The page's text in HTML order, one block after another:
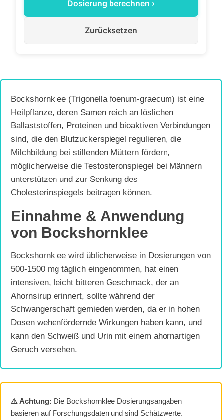
Dosierung berechnen ›
Zurücksetzen
Bockshornklee (Trigonella foenum-graecum) ist eine
Heilpflanze, deren Samen reich an löslichen
Ballaststoffen, Proteinen und bioaktiven Verbindungen
sind, die den Blutzuckerspiegel regulieren, die
Milchbildung bei stillenden Müttern fördern,
möglicherweise die Testosteronspiegel bei Männern
unterstützen und zur Senkung des
Cholesterinspiegels beitragen können.
Einnahme & Anwendung
von Bockshornklee
Bockshornklee wird üblicherweise in Dosierungen von
500-1500 mg täglich eingenommen, hat einen
intensiven, leicht bitteren Geschmack, der an
Ahornsirup erinnert, sollte während der
Schwangerschaft gemieden werden, da er in hohen
Dosen wehenfördernde Wirkungen haben kann, und
kann den Schweiß und Urin mit einem ahornartigen
Geruch versehen.
⚠️ Achtung: Die Bockshornklee Dosierungsangaben
basieren auf Forschungsdaten und sind Schätzwerte.